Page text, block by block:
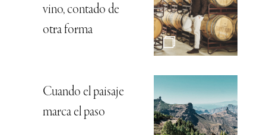
vino, contado de
otra forma
Cuando el paisaje
marca el paso